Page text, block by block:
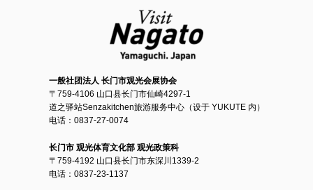
一般社团法人 长门市观光会展协会
〒759-4106 山口县长门市仙崎4297-1
道之驿站Senzakitchen旅游服务中心（设于 YUKUTE 内）
电话：0837-27-0074
长门市 观光体育文化部 观光政策科
〒759-4192 山口县长门市东深川1339-2
电话：0837-23-1137